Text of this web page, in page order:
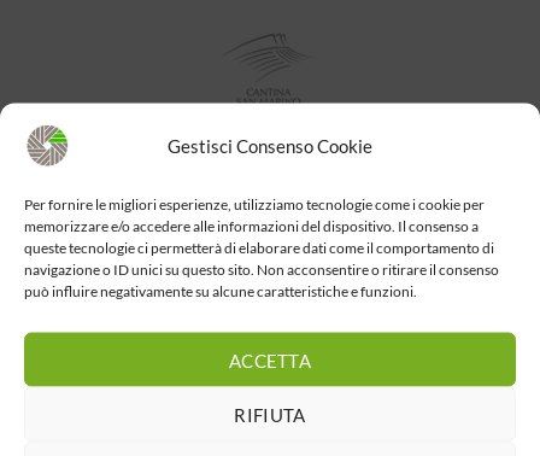
Gestisci Consenso Cookie
Per fornire le migliori esperienze, utilizziamo tecnologie come i cookie per
memorizzare e/o accedere alle informazioni del dispositivo. Il consenso a
queste tecnologie ci permetterà di elaborare dati come il comportamento di
navigazione o ID unici su questo sito. Non acconsentire o ritirare il consenso
può influire negativamente su alcune caratteristiche e funzioni.
ACCETTA
RIFIUTA